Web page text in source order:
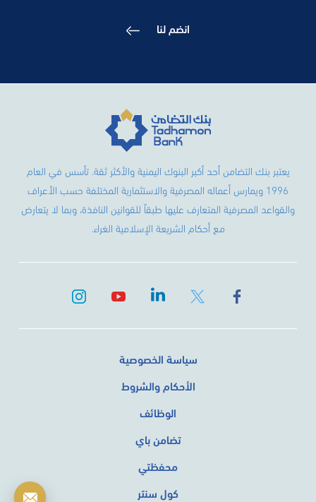
انضم لنا
يعتبر بنك التضامن أحد أكبر البنوك اليمنية والأكثر ثقة. تأسس في العام
1996 ويمارس أعماله المصرفية والاستثمارية المختلفة حسب الأعراف
والقواعد المصرفية المتعارف عليها طبقاً للقوانين النافذة، وبما لا يتعارض
مع أحكام الشريعة الإسلامية الغراء.
سياسة الخصوصية
الأحكام والشروط
الوظائف
تضامن باي
محفظتي
كول سنتر